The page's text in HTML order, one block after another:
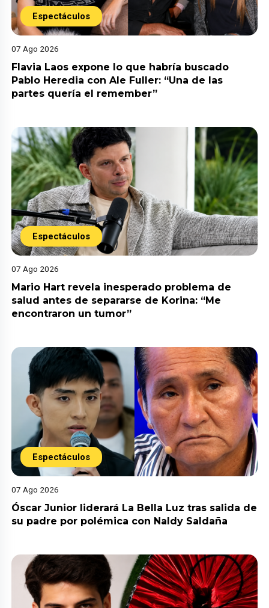
Espectáculos
07 Ago 2026
Flavia Laos expone lo que habría buscado
Pablo Heredia con Ale Fuller: “Una de las
partes quería el remember”
Espectáculos
07 Ago 2026
Mario Hart revela inesperado problema de
salud antes de separarse de Korina: “Me
encontraron un tumor”
Espectáculos
07 Ago 2026
Óscar Junior liderará La Bella Luz tras salida de
su padre por polémica con Naldy Saldaña